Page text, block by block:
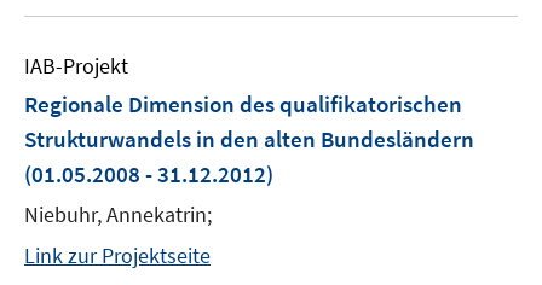
IAB-Projekt
Regionale Dimension des qualifikatorischen
Strukturwandels in den alten Bundesländern
(01.05.2008 - 31.12.2012)
Niebuhr, Annekatrin;
Link zur Projektseite